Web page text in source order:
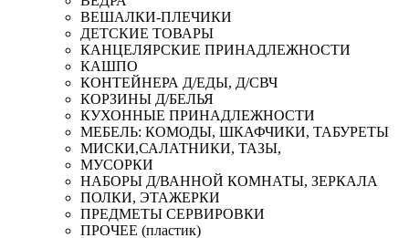
ВЕШАЛКИ-ПЛЕЧИКИ
ДЕТСКИЕ ТОВАРЫ
КАНЦЕЛЯРСКИЕ ПРИНАДЛЕЖНОСТИ
КАШПО
КОНТЕЙНЕРА Д/ЕДЫ, Д/СВЧ
КОРЗИНЫ Д/БЕЛЬЯ
КУХОННЫЕ ПРИНАДЛЕЖНОСТИ
МЕБЕЛЬ: КОМОДЫ, ШКАФЧИКИ, ТАБУРЕТЫ
МИСКИ,САЛАТНИКИ, ТАЗЫ,
МУСОРКИ
НАБОРЫ Д/ВАННОЙ КОМНАТЫ, ЗЕРКАЛА
ПОЛКИ, ЭТАЖЕРКИ
ПРЕДМЕТЫ СЕРВИРОВКИ
ПРОЧЕЕ (пластик)